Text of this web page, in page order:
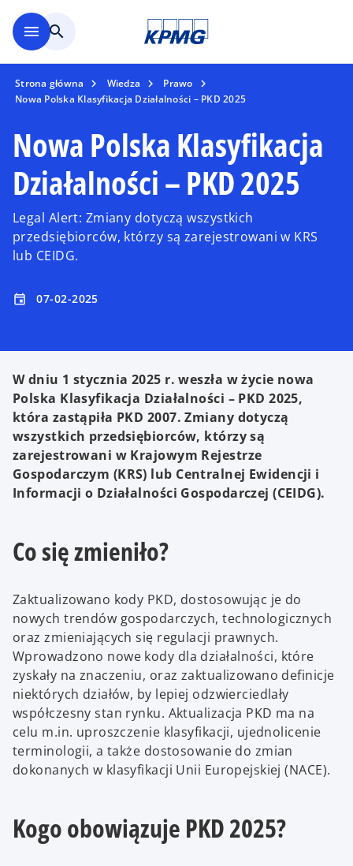
menu search
Strona główna Wiedza
Prawo
Nowa Polska Klasyfikacja Działalności – PKD 2025
Nowa Polska Klasyfikacja
Działalności – PKD 2025
Legal Alert: Zmiany dotyczą wszystkich
przedsiębiorców, którzy są zarejestrowani w KRS
lub CEIDG.
event 07-02-2025
W dniu 1 stycznia 2025 r. weszła w życie nowa
Polska Klasyfikacja Działalności – PKD 2025,
która zastąpiła PKD 2007. Zmiany dotyczą
wszystkich przedsiębiorców, którzy są
zarejestrowani w Krajowym Rejestrze
Gospodarczym (KRS) lub Centralnej Ewidencji i
Informacji o Działalności Gospodarczej (CEIDG).
Co się zmieniło?
Zaktualizowano kody PKD, dostosowując je do
nowych trendów gospodarczych, technologicznych
oraz zmieniających się regulacji prawnych.
Wprowadzono nowe kody dla działalności, które
zyskały na znaczeniu, oraz zaktualizowano definicje
niektórych działów, by lepiej odzwierciedlały
współczesny stan rynku. Aktualizacja PKD ma na
celu m.in. uproszczenie klasyfikacji, ujednolicenie
terminologii, a także dostosowanie do zmian
dokonanych w klasyfikacji Unii Europejskiej (NACE).
Kogo obowiązuje PKD 2025?